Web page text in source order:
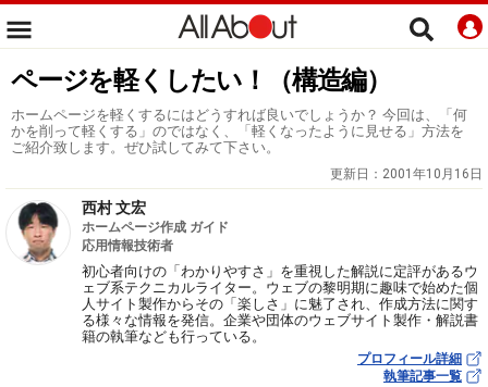
ページを軽くしたい！（構造編）
ホームページを軽くするにはどうすれば良いでしょうか？ 今回は、「何
かを削って軽くする」のではなく、「軽くなったように見せる」方法を
ご紹介致します。ぜひ試してみて下さい。
更新日： 2001年10月16日
西村 文宏
ホームページ作成 ガイド
応用情報技術者
初心者向けの「わかりやすさ」を重視した解説に定評があるウ
ェブ系テクニカルライター。ウェブの黎明期に趣味で始めた個
人サイト製作からその「楽しさ」に魅了され、作成方法に関す
る様々な情報を発信。企業や団体のウェブサイト製作・解説書
籍の執筆なども行っている。
プロフィール詳細
執筆記事一覧